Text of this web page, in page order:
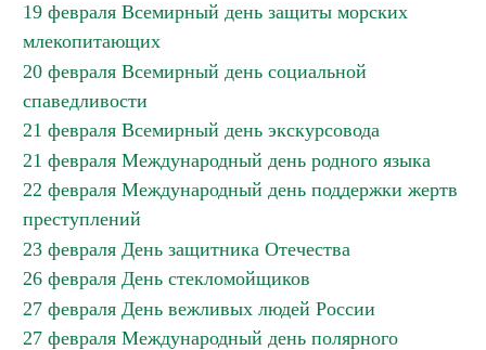
19 февраля Всемирный день защиты морских
млекопитающих
20 февраля Всемирный день социальной
спаведливости
21 февраля Всемирный день экскурсовода
21 февраля Международный день родного языка
22 февраля Международный день поддержки жертв
преступлений
23 февраля День защитника Отечества
26 февраля День стекломойщиков
27 февраля День вежливых людей России
27 февраля Международный день полярного